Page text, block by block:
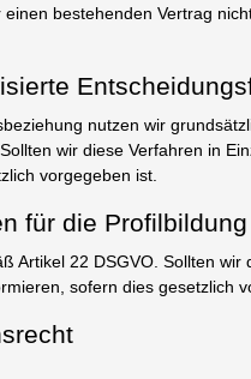
bestehenden Vertrag
nutzen wir
wir diese Verfahren in
vorgegeben ist.
für die
Artikel 22 DSGVO. Sollten wir
sofern dies gesetzlich